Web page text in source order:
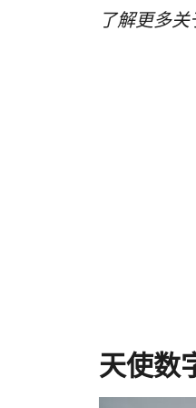
了解更多关
天使数